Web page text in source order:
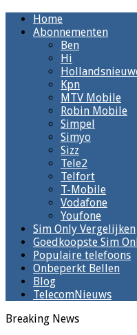
Home
Abonnementen
Ben
Hi
Kpn
MTV Mobile
Robin Mobile
Simpel
Simyo
Sizz
Tele2
Telfort
T-Mobile
Vodafone
Youfone
Sim Only Vergelijken
Goedkoopste Sim
Populaire telefoons
Onbeperkt Bellen
Blog
TelecomNieuws
Breaking News